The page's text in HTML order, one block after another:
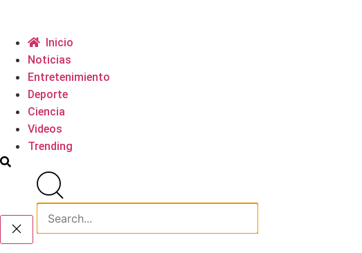
Inicio
Noticias
Entretenimiento
Deporte
Ciencia
Videos
Trending